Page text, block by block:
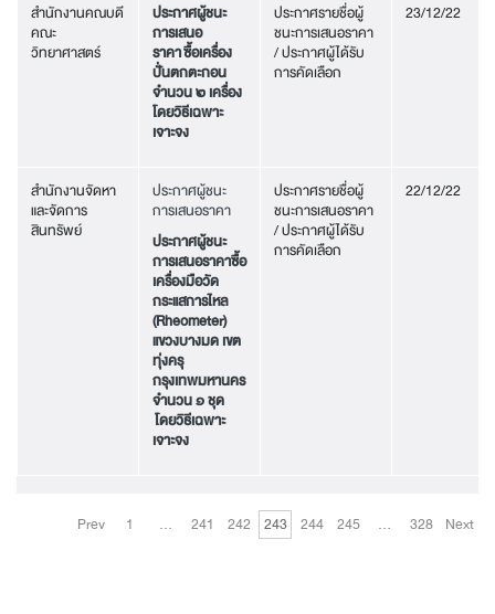
สำนักงานคณบดี
คณะ
วิทยาศาสตร์
ประกาศผู้ชนะ
การเสนอ
ราคา ซื้อเครื่อง
ปั่นตกตะกอน
จำนวน ๒ เครื่อง
โดยวิธีเฉพาะ
เจาะจง
ประกาศรายชื่อผู้
ชนะการเสนอราคา
/ ประกาศผู้ได้รับ
การคัดเลือก
23/12/22
สำนักงานจัดหา
และจัดการ
สินทรัพย์
ประกาศผู้ชนะ
การเสนอราคา
ประกาศผู้ชนะ
การเสนอราคาซื้อ
เครื่องมือวัด
กระแสการไหล
(Rheometer)
แขวงบางมด เขต
ทุ่งครุ
กรุงเทพมหานคร
จำนวน ๑ ชุด
โดยวิธีเฉพาะ
เจาะจง
ประกาศรายชื่อผู้
ชนะการเสนอราคา
/ ประกาศผู้ได้รับ
การคัดเลือก
22/12/22
Prev 1 … 241 242 243 244 245 … 328 Next